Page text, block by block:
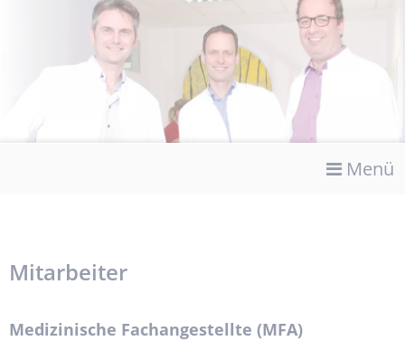
Menü
Mitarbeiter
Medizinische Fachangestellte (MFA)